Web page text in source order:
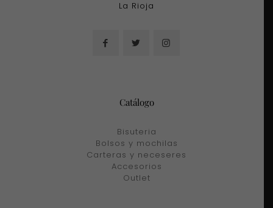
La Rioja
Catálogo
Bisuteria
Bolsos y mochilas
Carteras y neceseres
Accesorios
Outlet